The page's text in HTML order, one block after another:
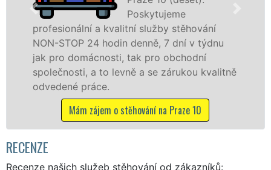
v týdnu
kvalitně
služby zajišťujeme domácnostem
celém okresu Praha 10 se
franchisové sítě EXTRA
Nabízíme stěhovací služby NON-
Mám zájem o stěhovací služby na
RECENZE
Recenze našich služeb stěhování od zákazníků: